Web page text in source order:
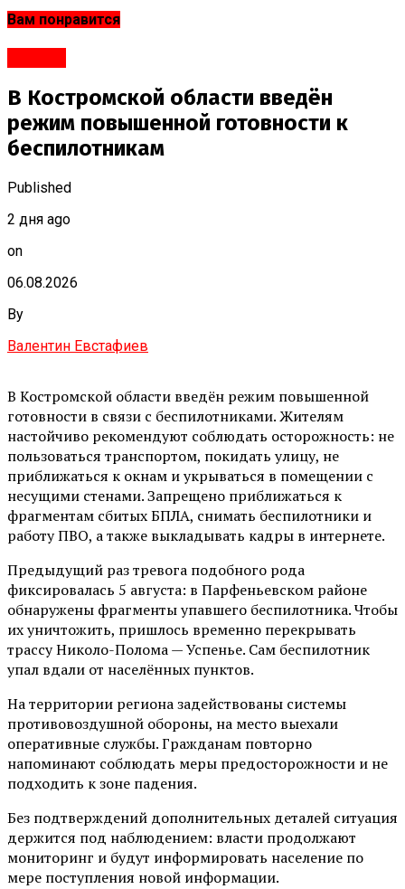
Вам понравится
В Костромской области введён
режим повышенной готовности к
беспилотникам
Published
2 дня ago
on
06.08.2026
By
Валентин Евстафиев
В Костромской области введён режим повышенной
готовности в связи с беспилотниками. Жителям
настойчиво рекомендуют соблюдать осторожность: не
пользоваться транспортом, покидать улицу, не
приближаться к окнам и укрываться в помещении с
несущими стенами. Запрещено приближаться к
фрагментам сбитых БПЛА, снимать беспилотники и
работу ПВО, а также выкладывать кадры в интернете.
Предыдущий раз тревога подобного рода
фиксировалась 5 августа: в Парфеньевском районе
обнаружены фрагменты упавшего беспилотника. Чтобы
их уничтожить, пришлось временно перекрывать
трассу Николо-Полома — Успенье. Сам беспилотник
упал вдали от населённых пунктов.
На территории региона задействованы системы
противовоздушной обороны, на место выехали
оперативные службы. Гражданам повторно
напоминают соблюдать меры предосторожности и не
подходить к зоне падения.
Без подтверждений дополнительных деталей ситуация
держится под наблюдением: власти продолжают
мониторинг и будут информировать население по
мере поступления новой информации.